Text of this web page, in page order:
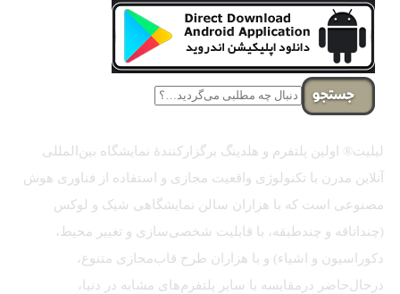
جستجو
لیلیت® اولین پلتفرم و هلدینگ برگزارکنندهٔ نمایشگاه بین‌المللی
آنلاین مدرن با تکنولوژی واقعیت مجازی و استفاده از فناوری هوش
مصنوعی است که با هزاران سالن نمایشگاهی شیک و لوکس
(چنداتاقه و چندطبقه، با قابلیت شخصی‌سازی و تغییر محیط،
دکوراسیون و اشیاء) و با هزاران طرح قاب‌مجازی متنوع،
درحال‌حاضر درمقایسه با سایر پلتفرم‌های مشابه در دنیا،